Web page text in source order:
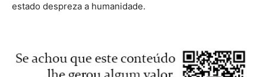
estado despreza a humanidade.